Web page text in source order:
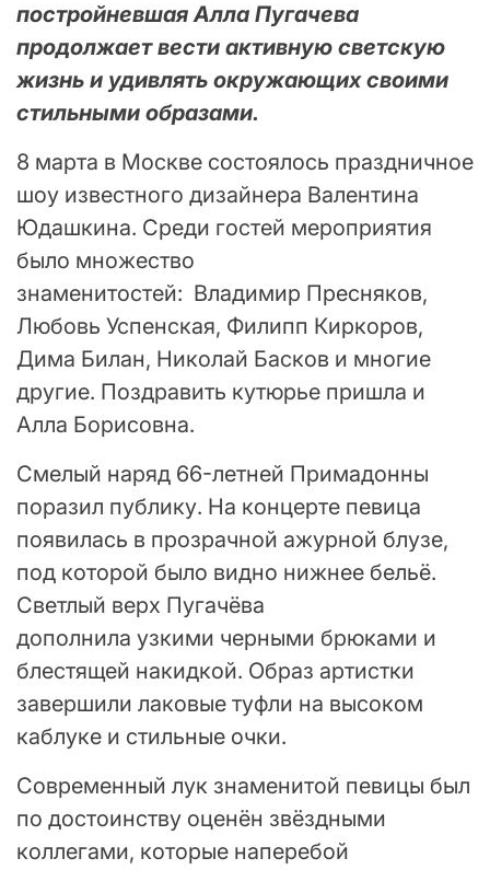
постройневшая Алла Пугачева
продолжает вести активную светскую
жизнь и удивлять окружающих своими
стильными образами.
8 марта в Москве состоялось праздничное
шоу известного дизайнера Валентина
Юдашкина. Среди гостей мероприятия
было множество
знаменитостей: Владимир Пресняков,
Любовь Успенская, Филипп Киркоров,
Дима Билан, Николай Басков и многие
другие. Поздравить кутюрье пришла и
Алла Борисовна.
Смелый наряд 66-летней Примадонны
поразил публику. На концерте певица
появилась в прозрачной ажурной блузе,
под которой было видно нижнее бельё.
Светлый верх Пугачёва
дополнила узкими черными брюками и
блестящей накидкой. Образ артистки
завершили лаковые туфли на высоком
каблуке и стильные очки.
Современный лук знаменитой певицы был
по достоинству оценён звёздными
коллегами, которые наперебой